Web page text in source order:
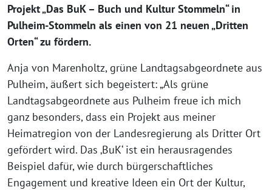
Projekt „Das BuK – Buch und Kultur Stommeln“ in
Pulheim-Stommeln als einen von 21 neuen „Dritten
Orten“ zu fördern.
Anja von Marenholtz, grüne Landtagsabgeordnete aus
Pulheim, äußert sich begeistert: „Als grüne
Landtagsabgeordnete aus Pulheim freue ich mich
ganz besonders, dass ein Projekt aus meiner
Heimatregion von der Landesregierung als Dritter Ort
gefördert wird. Das ‚BuK‘ ist ein herausragendes
Beispiel dafür, wie durch bürgerschaftliches
Engagement und kreative Ideen ein Ort der Kultur,